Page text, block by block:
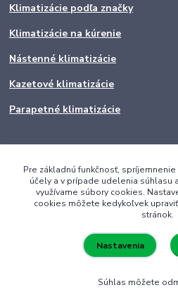
Klimatizácie podľa značky
Klimatizácie na kúrenie
Nástenné klimatizácie
Kazetové klimatizácie
Parapetné klimatizácie
Vytvorené na
Pre základnú funkčnosť,
účely a v prípade udelenia súhlasu
využívame súbory cookies.
cookies môžete kedykoľvek
stránok.
Nastavenia
Súhlas môžete